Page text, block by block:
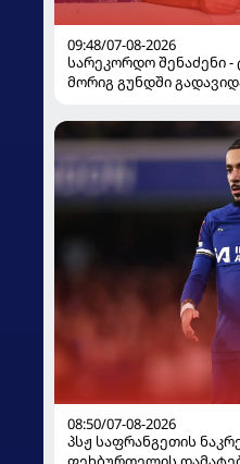
09:48/07-08-2026
სარეკორდო შენაძენი
მორიგ გუნდში
08:50/07-08-2026
პსჟ საფრანგეთის